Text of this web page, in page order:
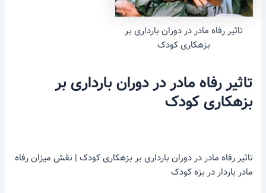
تاثیر رفاه مادر در دوران بارداری بر
بزهکاری کودک
تاثیر رفاه مادر در دوران بارداری بر
بزهکاری کودک
تاثیر رفاه مادر در دوران بارداری بر بزهکاری کودک | نقش میزان رفاه
مادر باردار در بزه کودک